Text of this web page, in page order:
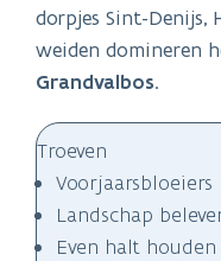
dorpjes Sint-Denijs,
weiden domineren
Grandvalbos.
Troeven
Voorjaarsbloeiers
Landschap
Even halt houden